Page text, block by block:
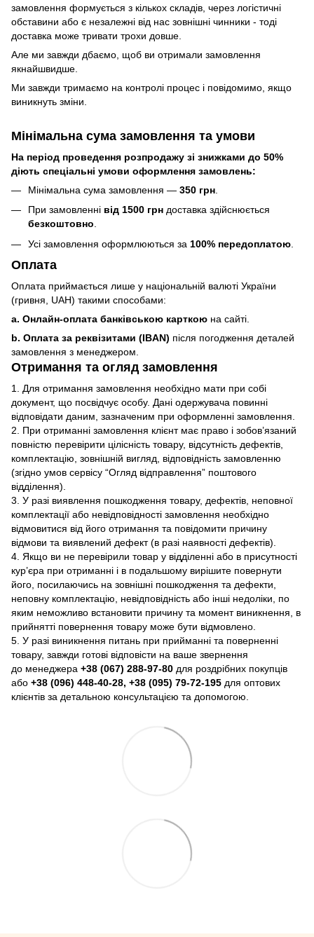
замовлення формується з кількох складів, через логістичні
обставини або є незалежні від нас зовнішні чинники - тоді
доставка може тривати трохи довше.
Але ми завжди дбаємо, щоб ви отримали замовлення
якнайшвидше.
Ми завжди тримаємо на контролі процес і повідомимо, якщо
виникнуть зміни.
Мінімальна сума замовлення та умови
На період проведення розпродажу зі знижками до 50%
діють спеціальні умови оформлення замовлень:
Мінімальна сума замовлення — 350 грн
При замовленні від 1500 грн доставка здійснюється
безкоштовно.
Усі замовлення оформлюються за 100% передоплатою
Оплата
Оплата приймається лише у національній валюті України
(гривня, UAH) такими способами:
a. Онлайн-оплата банківською карткою на сайті.
b. Оплата за реквізитами (IBAN) після погодження деталей
замовлення з менеджером.
Отримання та огляд замовлення
1. Для отримання замовлення необхідно мати при собі
документ, що посвідчує особу. Дані одержувача повинні
відповідати даним, зазначеним при оформленні замовлення.
2. При отриманні замовлення клієнт має право і зобов’язаний
повністю перевірити цілісність товару, відсутність дефектів,
комплектацію, зовнішній вигляд, відповідність замовленню
(згідно умов сервісу “Огляд відправлення” поштового
відділення).
3. У разі виявлення пошкодження товару, дефектів, неповної
комплектації або невідповідності замовлення необхідно
відмовитися від його отримання та повідомити причину
відмови та виявлений дефект (в разі наявності дефектів).
4. Якщо ви не перевірили товар у відділенні або в присутності
кур’єра при отриманні і в подальшому вирішите повернути
його, посилаючись на зовнішні пошкодження та дефекти,
неповну комплектацію, невідповідність або інші недоліки, по
яким неможливо встановити причину та момент виникнення, в
прийнятті повернення товару може бути відмовлено.
5. У разі виникнення питань при прийманні та поверненні
товару, завжди готові відповісти на ваше звернення
до менеджера +38 (067) 288-97-80 для роздрібних покупців
або +38 (096) 448-40-28, +38 (095) 79-72-195 для оптових
клієнтів за детальною консультацією та допомогою.